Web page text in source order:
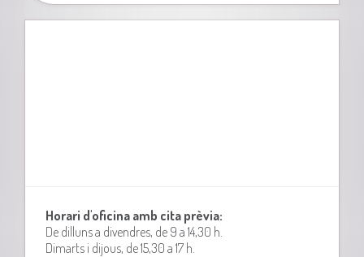
Horari d'oficina amb cita prèvia:
De dilluns a divendres, de 9 a 14,30 h.
Dimarts i dijous, de 15,30 a 17 h.